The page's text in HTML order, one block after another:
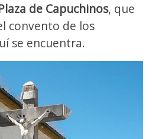
de Capuchinos, que
convento de los
se encuentra.